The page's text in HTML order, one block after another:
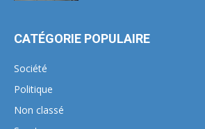
CATÉGORIE POPULAIRE
Société
Politique
Non classé